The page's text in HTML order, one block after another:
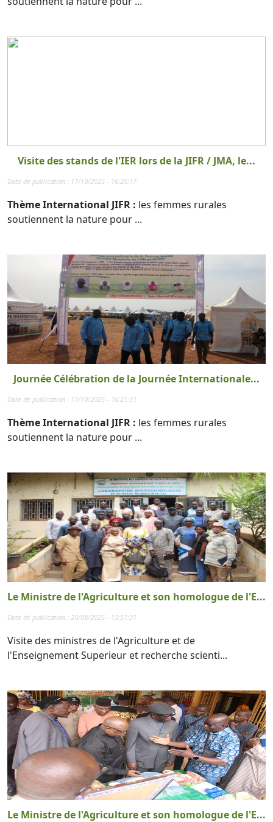
Visite des stands de l'IER lors de la JIFR / JMA, le...
Date de publication : 17/10/2025 - 16:25:17
Thème International JIFR : les femmes rurales
soutiennent la nature pour ...
Journée Célébration de la Journée Internationale...
Date de publication : 17/10/2025 - 16:21:31
Thème International JIFR : les femmes rurales
soutiennent la nature pour ...
Le Ministre de l'Agriculture et son homologue de l'E...
Date de publication : 20/08/2025 - 13:51:31
Visite des ministres de l'Agriculture et de
l'Enseignement Superieur et recherche scienti...
Le Ministre de l'Agriculture et son homologue de l'E...